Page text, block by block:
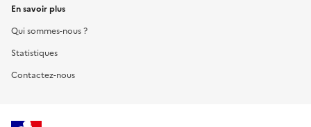
En savoir plus
Qui sommes-nous ?
Statistiques
Contactez-nous